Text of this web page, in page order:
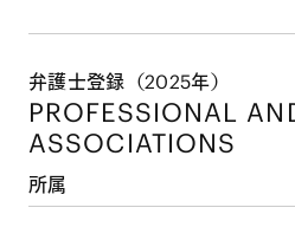
弁護士登録（2025年）
PROFESSIONAL
ASSOCIATIONS
所属